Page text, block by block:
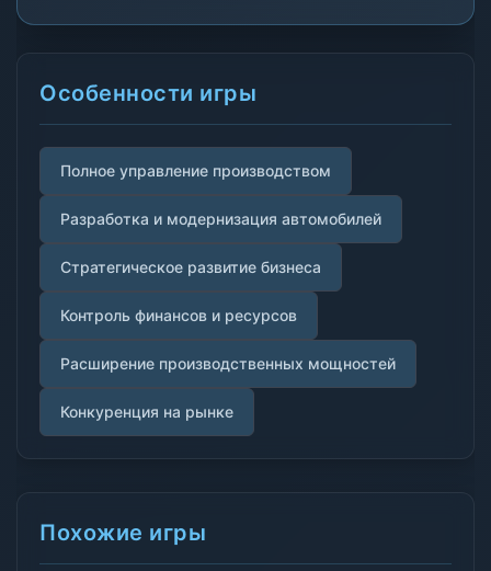
Особенности игры
Полное управление производством
Разработка и модернизация автомобилей
Стратегическое развитие бизнеса
Контроль финансов и ресурсов
Расширение производственных мощностей
Конкуренция на рынке
Похожие игры